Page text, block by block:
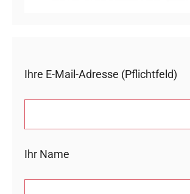
Ihre E-Mail-Adresse (Pflichtfeld)
Ihr Name